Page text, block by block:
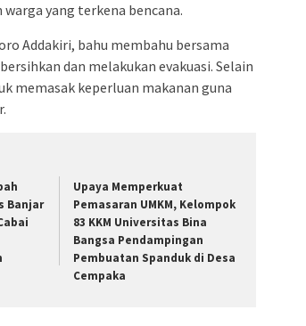
yang terkena bencana.
Addakiri, bahu membahu bersama
dan melakukan evakuasi. Selain
memasak keperluan makanan guna
Banjar
Upaya Memperkuat
Pemasaran UMKM, Kelompok
83 KKM Universitas Bina
Bangsa Pendampingan
Pembuatan Spanduk di Desa
Cempaka